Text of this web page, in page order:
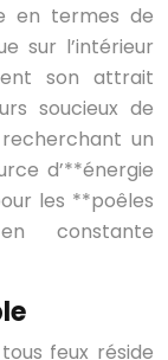
en termes de
sur l’intérieur
son attrait
soucieux de
un
d’**énergie
les **poêles
constante
feux réside